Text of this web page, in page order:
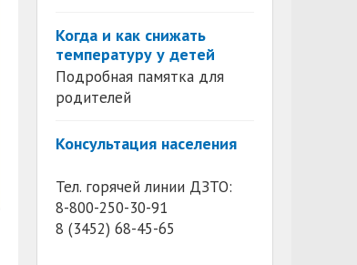
Когда и как снижать
температуру у детей
Подробная памятка для
родителей
Консультация населения
Тел. горячей линии ДЗТО:
8-800-250-30-91
8 (3452) 68-45-65